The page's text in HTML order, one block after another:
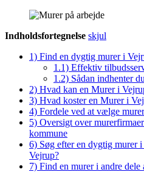
Indholdsfortegnelse skjul
1) Find en dygtig murer i
1.1) Effektiv
1.2) Sådan indhenter
2) Hvad kan en Murer i
3) Hvad koster en Murer i
4) Fordele ved at vælge
5) Oversigt over
kommune
6) Søg efter en dygtig murer
Vejrup?
7) Find en murer i andre dele